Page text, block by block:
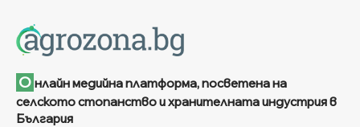
О нлайн медийна платформа, посветена на
селското стопанство и хранителната индустрия в
България